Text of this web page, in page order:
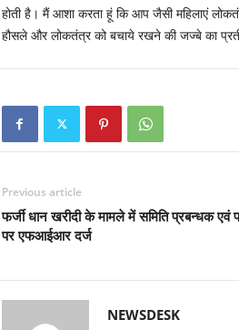
होती है। मैं आशा करता हूं कि आप जैसी महिलाएं
हौसले और लोकतंत्र को बचाये रखने की जज्बे का
Previous article
फर्जी धान खरीदी के मामले में समिति प्रबन्धक एवं
पर एफआईआर दर्ज
NEWSDESK